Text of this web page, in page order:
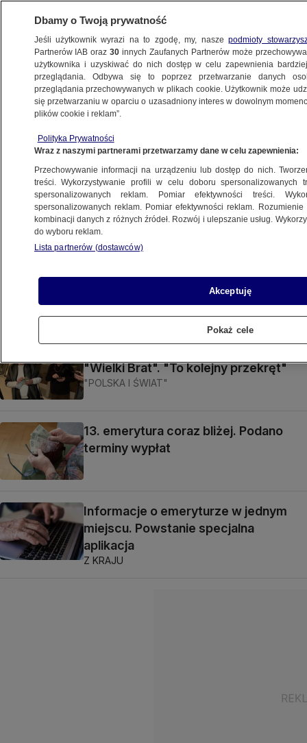
BIZNES
DLA SENIORA
Rząd czeka na przelew 5 miliardów
złotych na 13. emerytury
PIENIĄDZE
Przez waloryzację niektórzy emeryci
znów zapłacą podatek. Ekspert
wyjaśnia
świadczenia, większa liczba osób
przechodzących na emeryturę
"Wielki Brat". "To kolejny przekręt"
"POLSKA I ŚWIAT"
13. emerytura coraz bliżej. Podano
terminy wypłat
Informacje o emeryturze w jednym
miejscu. Powstanie specjalna
aplikacja
Z KRAJU
Dbamy o Twoją prywatność
Jeśli użytkownik wyrazi na to zgodę, my, naszepodmioty
Partnerów IAB oraz30 innych Zaufanych Partnerów może
użytkownika i uzyskiwać do nich dostęp w celu zapewnienia
przeglądania. Odbywa się to poprzez przetwarzanie danych
przeglądania przechowywanych w plikach cookie. Użytkownik może
się przetwarzaniu w oparciu o uzasadniony interes w dowolnym
plików cookie i reklam”.
Polityka Prywatności
Wraz z naszymi partnerami przetwarzamy dane w celu zapewnienia:
Przechowywanie informacji na urządzeniu lub dostęp do nich.
treści. Wykorzystywanie profili w celu doboru spersonalizowanych
spersonalizowanych reklam. Pomiar efektywności treści.
spersonalizowanych reklam. Pomiar efektywności reklam.
kombinacji danych z różnych źródeł. Rozwój i ulepszanie usług.
do wyboru reklam.
Lista partnerów (dostawców)
Akceptuję
Pokaż cele